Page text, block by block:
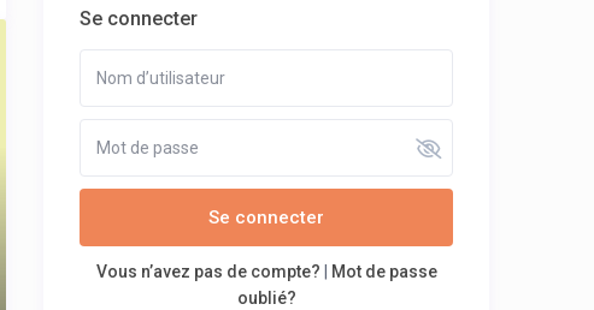
Se connecter
Se connecter
Vous n’avez pas de compte?
Mot de passe
oublié?